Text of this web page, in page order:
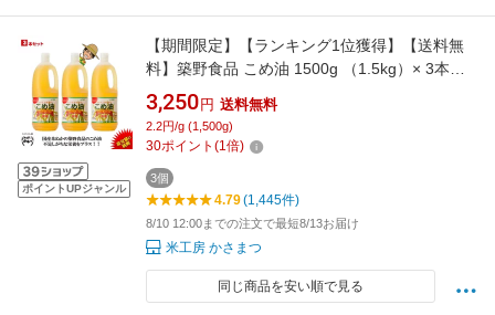
ポイントUPジャンル
【期間限定】【ランキング1位獲得】【送料無
料】築野食品 こめ油 1500g （1.5kg）× 3本
【TSUNO】【築野 国産 米油 コメ油 米サラダ
油 こめあぶら お買い得サイズ 油 安い 激安 話
題 健康】
3,250 円 送料無料
2.2円/g (1,500g)
30ポイント (1倍)
3個
4.79(1,445件)
8/10 12:00までの注文で最短8/13お届け
米工房 かさまつ
同じ商品を安い順で見る